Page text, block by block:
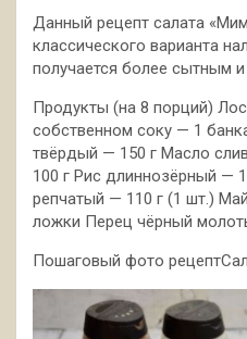
Данный рецепт салата
классического варианта
получается более сытным
Продукты (на 8 порций)
собственном соку — 1
твёрдый — 150 г Масло
100 г Рис длиннозёрный —
репчатый — 110 г (1 шт.)
ложки Перец чёрный
Пошаговый фото